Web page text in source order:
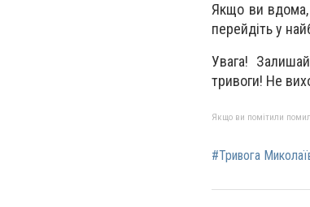
Якщо ви вдома,
перейдіть у
Увага!
тривоги! Не
Якщо ви помітили
#Тривога